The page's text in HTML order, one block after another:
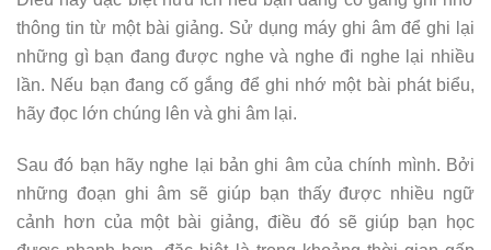
thông tin từ một bài giảng. Sử dụng máy ghi âm để ghi lại
những gì bạn đang được nghe và nghe đi nghe lại nhiều
lần. Nếu bạn đang cố gắng để ghi nhớ một bài phát biểu,
hãy đọc lớn chúng lên và ghi âm lại.
Sau đó bạn hãy nghe lại bản ghi âm của chính mình. Bởi
những đoạn ghi âm sẽ giúp bạn thấy được nhiều ngữ
cảnh hơn của một bài giảng, điều đó sẽ giúp bạn học